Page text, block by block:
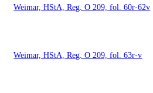
Weimar, HStA, Reg. O 209, fol. 60r-62v
Weimar, HStA, Reg. O 209, fol. 63r-v